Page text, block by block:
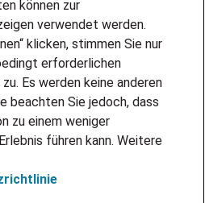
können zur
verwendet werden.
klicken, stimmen Sie nur
erforderlichen
Es werden keine anderen
beachten Sie jedoch, dass
zu einem weniger
führen kann. Weitere